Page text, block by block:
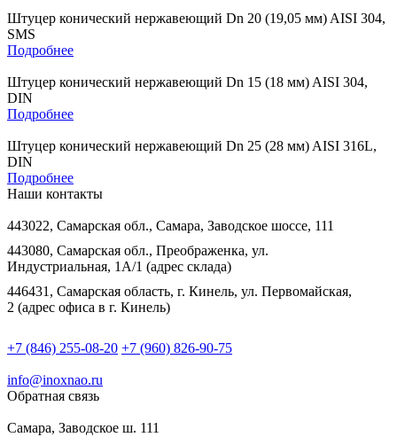
Штуцер конический нержавеющий Dn 20 (19,05 мм) AISI 304,
SMS
Подробнее
Штуцер конический нержавеющий Dn 15 (18 мм) AISI 304,
DIN
Подробнее
Штуцер конический нержавеющий Dn 25 (28 мм) AISI 316L,
DIN
Подробнее
Наши контакты
443022, Самарская обл., Самара, Заводское шоссе, 111
443080, Самарская обл., Преображенка, ул.
Индустриальная, 1А/1 (адрес склада)
446431, Самарская область, г. Кинель, ул. Первомайская,
2 (адрес офиса в г. Кинель)
+7 (846) 255-08-20 +7 (960) 826-90-75
info@inoxnao.ru
Обратная связь
Самара, Заводское ш. 111